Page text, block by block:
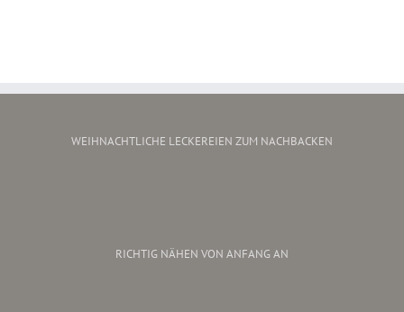
WEIHNACHTLICHE LECKEREIEN ZUM NACHBACKEN
RICHTIG NÄHEN VON ANFANG AN